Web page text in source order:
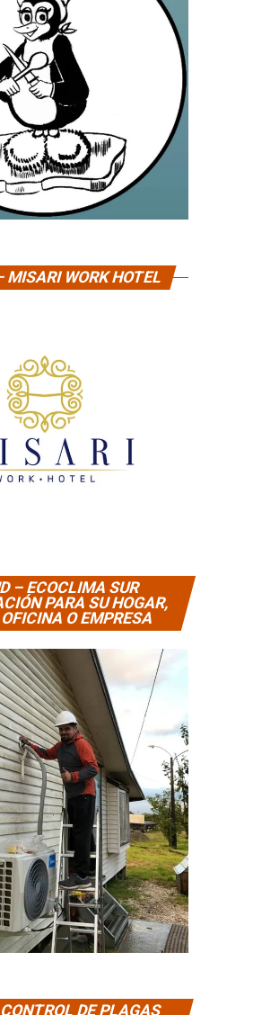
MISARI WORK HOTEL
– ECOCLIMA SUR
PARA SU HOGAR,
O EMPRESA
DE PLAGAS